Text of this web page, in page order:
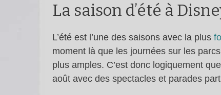
La saison d’été à
L’été est l’une des saisons avec la plus
moment là que les journées sur les
plus amples. C’est donc logiquement
août avec des spectacles et parades